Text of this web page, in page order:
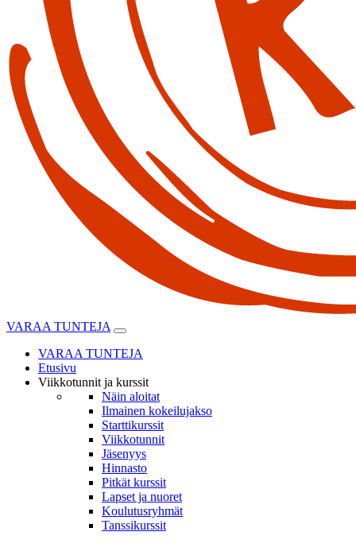
VARAA TUNTEJA
VARAA TUNTEJA
Etusivu
Viikkotunnit ja kurssit
Näin aloitat
Ilmainen kokeilujakso
Starttikurssit
Viikkotunnit
Jäsenyys
Hinnasto
Pitkät kurssit
Lapset ja nuoret
Koulutusryhmät
Tanssikurssit